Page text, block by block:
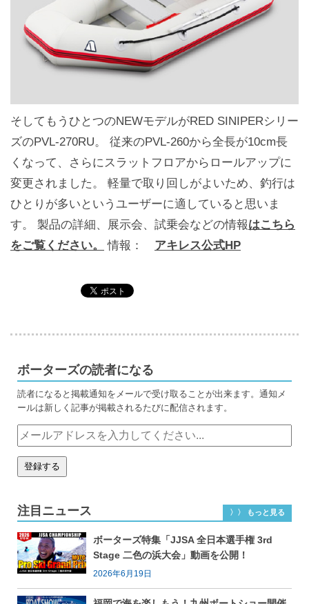
そしてもうひとつのNEWモデルがRED SINIPERシリー
ズのPVL-270RU。 従来のPVL-260から全長が10cm長
くなって、さらにスラットフロアからロールアップに
変更されました。 軽量で取り回しがよいため、釣行は
ひとりが多いというユーザーに適していると思いま
す。 製品の詳細、展示会、試乗会などの情報はこちら
をご覧ください。
情報： アキレス公式HP
ボーターズの読者になる
読者になると掲載通知をメールで受け取ることが出来ます。通知メ
ールは新しく記事が掲載されるたびに配信されます。
注目ニュース 〉〉 もっと見る
ボーターズ特集「JJSA 全日本選手権 3rd
Stage 二色の浜大会」動画を公開！
2026年6月19日